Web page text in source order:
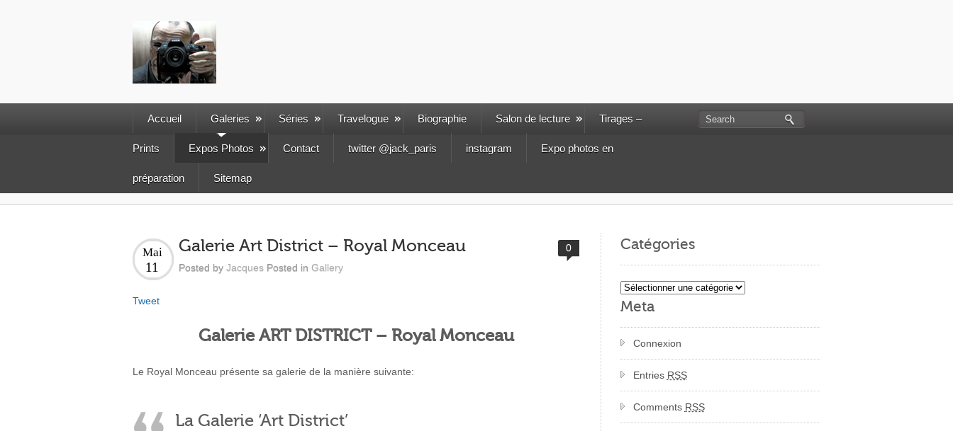
Accueil Galeries Séries Travelogue Biographie Salon de lecture Tirages –
Prints Expos Photos Contact twitter @jack_paris instagram Expo photos en
préparation Sitemap
Galerie Art District – Royal Monceau
Mai
11 Posted by Jacques Posted in Gallery
0
Tweet
Galerie ART DISTRICT – Royal Monceau
Le Royal Monceau présente sa galerie de la manière suivante:
La Galerie ‘Art District’
Catégories
Catégories
Meta
Connexion
Entries RSS
Comments RSS